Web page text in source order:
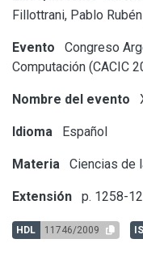
Fillottrani, Pablo
Evento
Congreso
Computación (CACIC
Nombre del evento
Idioma Español
Materia Ciencias de
Extensión p. 1258-
HDL 11746/2009